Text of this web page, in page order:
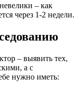
– как
через 1-2 недели.
– выявить тех,
а с
нужно иметь: